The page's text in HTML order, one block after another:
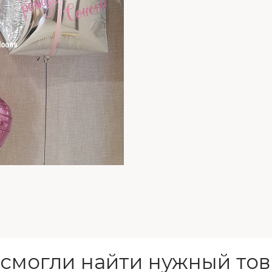
найти нужный